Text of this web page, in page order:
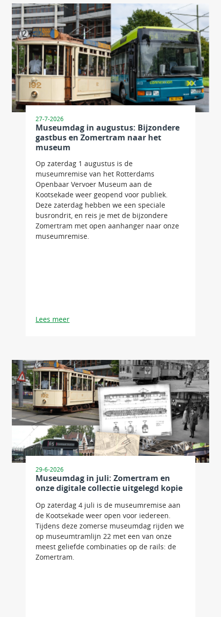
27-7-2026
Museumdag in augustus: Bijzondere
gastbus en Zomertram naar het
museum
Op zaterdag 1 augustus is de
museumremise van het Rotterdams
Openbaar Vervoer Museum aan de
Kootsekade weer geopend voor publiek.
Deze zaterdag hebben we een speciale
busrondrit, en reis je met de bijzondere
Zomertram met open aanhanger naar onze
museumremise.
Lees meer
29-6-2026
Museumdag in juli: Zomertram en
onze digitale collectie uitgelegd kopie
Op zaterdag 4 juli is de museumremise aan
de Kootsekade weer open voor iedereen.
Tijdens deze zomerse museumdag rijden we
op museumtramlijn 22 met een van onze
meest geliefde combinaties op de rails: de
Zomertram.